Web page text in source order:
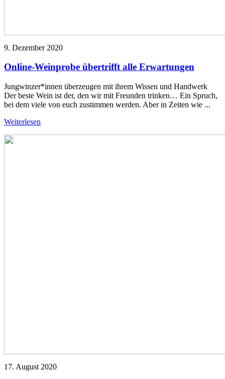
9. Dezember 2020
Online-Weinprobe übertrifft alle Erwartungen
Jungwinzer*innen überzeugen mit ihrem Wissen und Handwerk
Der beste Wein ist der, den wir mit Freunden trinken… Ein Spruch,
bei dem viele von euch zustimmen werden. Aber in Zeiten wie ...
Weiterlesen
17. August 2020